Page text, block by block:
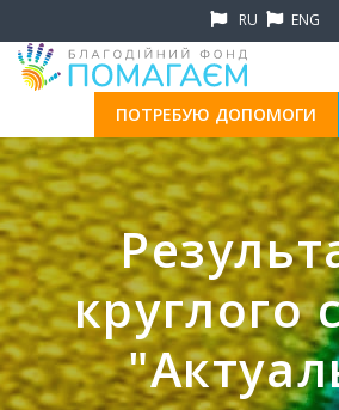
RU ENG
ПОТРЕБУЮ ДОПОМОГИ
круглого